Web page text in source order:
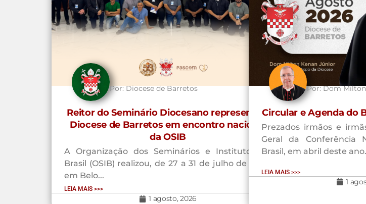
Por:Diocese de Barretos
Reitor do Seminário Diocesano representa a
Diocese de Barretos em encontro nacional
da OSIB
A Organização dos Seminários e Institutos do
Brasil (OSIB) realizou, de 27 a 31 de julho de 2026,
em Belo...
LEIA MAIS >>>
1 agosto, 2026
Por:Dom
Circular e Agenda do
Prezados irmãos e
Geral da Conferência
Brasil, em abril deste
LEIA MAIS >>>
1